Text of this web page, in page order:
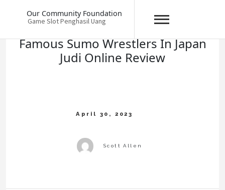
Our Community Foundation
Game Slot Penghasil Uang
Famous Sumo Wrestlers In Japan
Judi Online Review